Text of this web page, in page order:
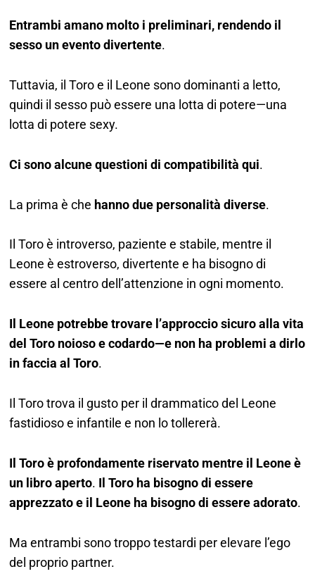
Entrambi amano molto i preliminari, rendendo il
sesso un evento divertente.
Tuttavia, il Toro e il Leone sono dominanti a letto,
quindi il sesso può essere una lotta di potere—una
lotta di potere sexy.
Ci sono alcune questioni di compatibilità qui.
La prima è che hanno due personalità diverse.
Il Toro è introverso, paziente e stabile, mentre il
Leone è estroverso, divertente e ha bisogno di
essere al centro dell’attenzione in ogni momento.
Il Leone potrebbe trovare l’approccio sicuro alla vita
del Toro noioso e codardo—e non ha problemi a dirlo
in faccia al Toro.
Il Toro trova il gusto per il drammatico del Leone
fastidioso e infantile e non lo tollererà.
Il Toro è profondamente riservato mentre il Leone è
un libro aperto. Il Toro ha bisogno di essere
apprezzato e il Leone ha bisogno di essere adorato.
Ma entrambi sono troppo testardi per elevare l’ego
del proprio partner.